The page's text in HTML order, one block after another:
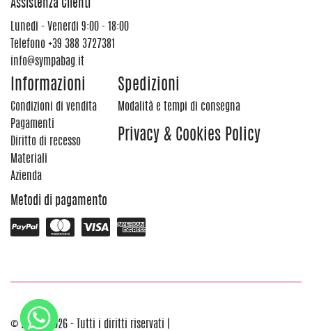
Assistenza Clienti
Lunedi - Venerdi 9:00 - 18:00
Telefono +39 388 3727381
info@sympabag.it
Informazioni
Condizioni di vendita
Pagamenti
Diritto di recesso
Materiali
Azienda
Spedizioni
Modalità e tempi di consegna
Privacy & Cookies Policy
Metodi di pagamento
© 2012 - 2026 - Tutti i diritti riservati |